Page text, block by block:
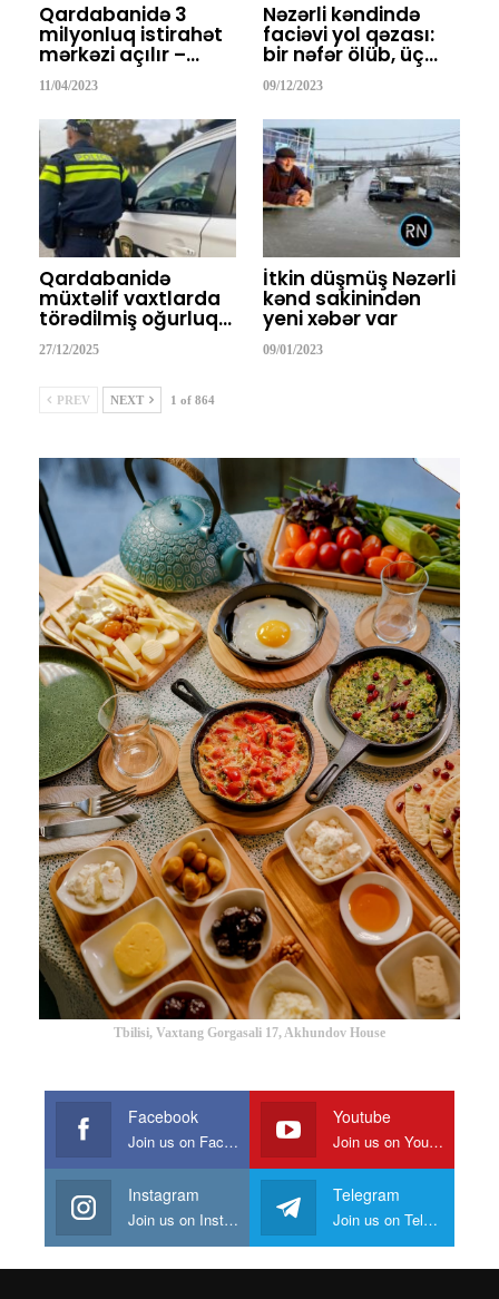
Qardabanidə 3
milyonluq istirahət
mərkəzi açılır –…
11/04/2023
Nəzərli kəndində
faciəvi yol qəzası:
bir nəfər ölüb, üç…
09/12/2023
Qardabanidə
müxtəlif vaxtlarda
törədilmiş oğurluq…
27/12/2025
İtkin düşmüş Nəzərli
kənd sakinindən
yeni xəbər var
09/01/2023
PREV NEXT 1 of 864
Tbilisi, Vaxtang Gorgasali 17, Akhundov House
Facebook
Join us on Facebook
Youtube
Join us on Youtube
Instagram
Join us on Instagram
Telegram
Join us on Telegram